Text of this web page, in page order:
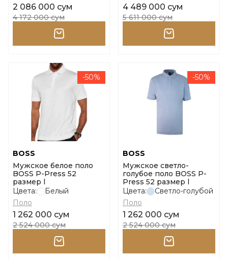
2 086 000 сум
4 172 000 сум
4 489 000 сум
5 611 000 сум
-50%
BOSS
Мужское белое поло
BOSS P-Press 52
размер l
Цвета:
Белый
Поло
1 262 000 сум
2 524 000 сум
-50%
BOSS
Мужское светло-
голубое поло BOSS P-
Press 52 размер l
Цвета:
Светло-голубой
Поло
1 262 000 сум
2 524 000 сум